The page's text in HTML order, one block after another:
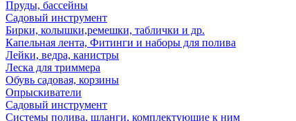
Пруды, бассейны
Садовый инструмент
Бирки, колышки,ремешки, таблички и др.
Капельная лента, Фитинги и наборы для полива
Лейки, ведра, канистры
Леска для триммера
Обувь садовая, корзины
Опрыскиватели
Садовый инструмент
Системы полива, шланги, комплектующие к ним